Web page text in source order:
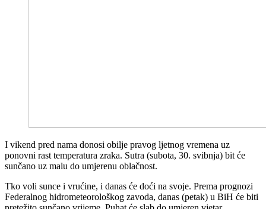
I vikend pred nama donosi obilje pravog ljetnog vremena uz
ponovni rast temperatura zraka. Sutra (subota, 30. svibnja) bit će
sunčano uz malu do umjerenu oblačnost.
Tko voli sunce i vrućine, i danas će doći na svoje. Prema prognozi
Federalnog hidrometeorološkog zavoda, danas (petak) u BiH će biti